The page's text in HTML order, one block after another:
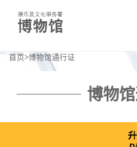
康
文
首页 博物馆通行证
博物